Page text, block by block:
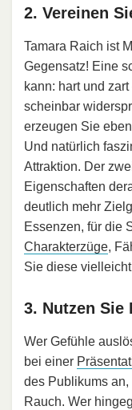
2. Vereinen
Tamara Raich ist
Gegensatz! Eine
kann: hart und
scheinbar
erzeugen Sie
Und natürlich
Attraktion. Der
Eigenschaften
deutlich mehr
Essenzen, für die
Charakterzüge,
Sie diese
3. Nutzen Sie
Wer Gefühle
bei einer
des Publikums
Rauch. Wer